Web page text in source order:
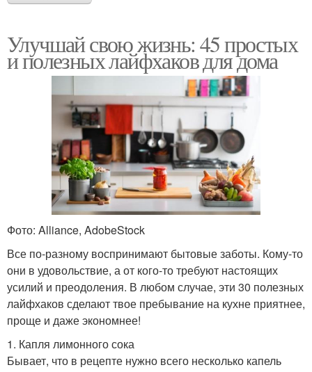
Улучшай свою жизнь: 45 простых
и полезных лайфхаков для дома
Фото: Alliance, AdobeStock
Все по-разному воспринимают бытовые заботы. Кому-то
они в удовольствие, а от кого-то требуют настоящих
усилий и преодоления. В любом случае, эти 30 полезных
лайфхаков сделают твое пребывание на кухне приятнее,
проще и даже экономнее!
1. Капля лимонного сока
Бывает, что в рецепте нужно всего несколько капель